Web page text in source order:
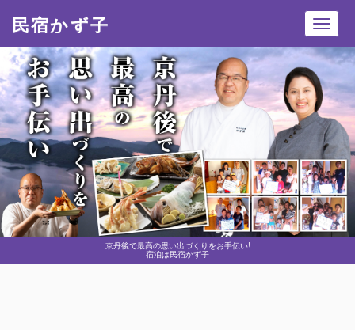
京丹後で最高の思い出づくりをお手伝い!
宿泊は民宿かず子
民宿かず子